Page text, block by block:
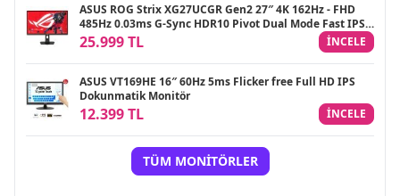
ASUS ROG Strix XG27UCGR Gen2 27″ 4K 162Hz - FHD
485Hz 0.03ms G-Sync HDR10 Pivot Dual Mode Fast IPS
Gaming Monitör
25.999 TL INCELE
ASUS VT169HE 16″ 60Hz 5ms Flicker free Full HD IPS
Dokunmatik Monitör
12.399 TL INCELE
TÜM MONITÖRLER